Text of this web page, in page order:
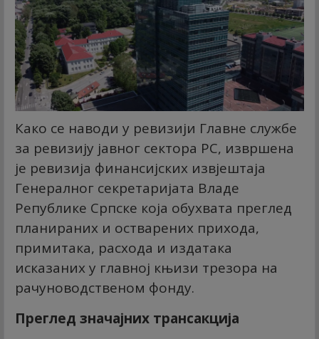
Како се наводи у ревизији Главне службе
за ревизију јавног сектора РС, извршена
је ревизија финансијских извјештаја
Генералног секретаријата Владе
Републике Српске која обухвата преглед
планираних и остварених прихода,
примитака, расхода и издатака
исказаних у главној књизи трезора на
рачуноводственом фонду.
Преглед значајних трансакција